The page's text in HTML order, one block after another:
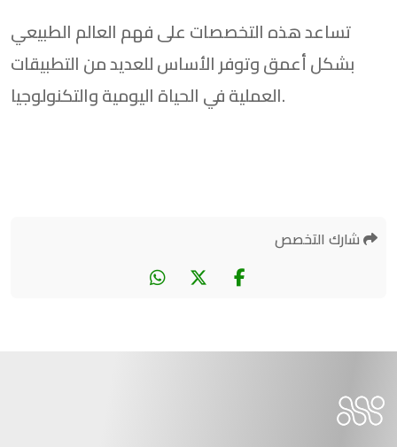
تساعد هذه التخصصات على فهم العالم الطبيعي
بشكل أعمق وتوفر الأساس للعديد من التطبيقات
العملية في الحياة اليومية والتكنولوجيا.
شارك التخصص